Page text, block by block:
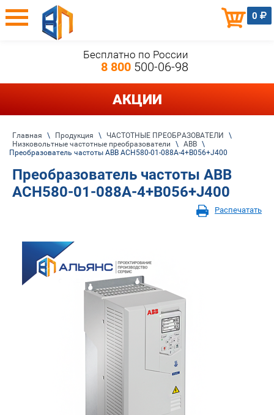
0
Бесплатно по России
8 800500-06-98
АКЦИИ
Главная \ Продукция \ ЧАСТОТНЫЕ ПРЕОБРАЗОВАТЕЛИ
\
Низковольтные частотные преобразователи
\ ABB \
Преобразователь частоты ABB ACH580-01-088A-4+B056+J400
Преобразователь частоты ABB
ACH580-01-088A-4+B056+J400
Распечатать